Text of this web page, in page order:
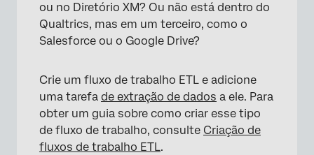
×
ou no Diretório XM? Ou não está dentro do
Qualtrics, mas em um terceiro, como o
Salesforce ou o Google Drive?
Crie um fluxo de trabalho ETL e adicione
uma tarefa de extração de dados a ele. Para
obter um guia sobre como criar esse tipo
de fluxo de trabalho, consulte Criação de
fluxos de trabalho ETL.